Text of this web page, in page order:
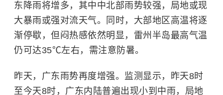
东降雨将增多，其中中北部雨势较强，局地或现
大暴雨或强对流天气。同时，大部地区高温将逐
渐停歇，但闷热感依然明显，雷州半岛最高气温
仍可达35℃左右，需注意防暑。
昨天，广东雨势再度增强。监测显示，昨天8时
至今天8时，广东内陆普遍出现小到中雨，局地